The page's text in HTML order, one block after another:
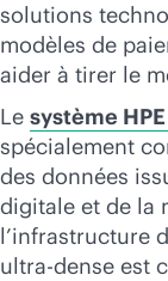
solutions
modèles de
aider à tirer le
Le système
spécialement
des données
digitale et de la
l’infrastructure
ultra-dense est